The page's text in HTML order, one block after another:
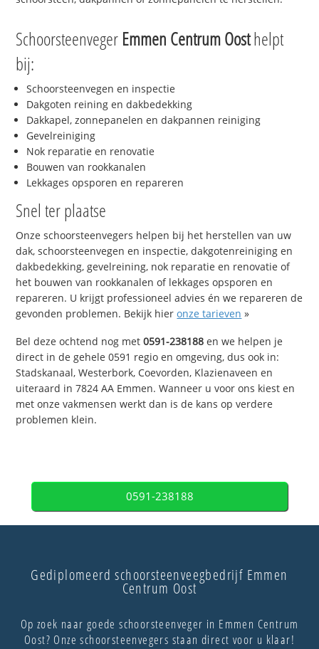
Schoorsteenveger Emmen Centrum Oosthelpt
bij:
Schoorsteenvegen en inspectie
Dakgoten reining en dakbedekking
Dakkapel, zonnepanelen en dakpannen reiniging
Gevelreiniging
Nok reparatie en renovatie
Bouwen van rookkanalen
Lekkages opsporen en repareren
Snel ter plaatse
Onze schoorsteenvegers helpen bij het herstellen van uw
dak, schoorsteenvegen en inspectie, dakgotenreiniging en
dakbedekking, gevelreining, nok reparatie en renovatie of
het bouwen van rookkanalen of lekkages opsporen en
repareren. U krijgt professioneel advies én we repareren de
gevonden problemen. Bekijk hieronze tarieven »
Bel deze ochtend nog met0591-238188 en we helpen je
direct in de gehele 0591 regio en omgeving, dus ook in:
Stadskanaal, Westerbork, Coevorden, Klazienaveen en
uiteraard in 7824 AA Emmen. Wanneer u voor ons kiest en
met onze vakmensen werkt dan is de kans op verdere
problemen klein.
0591-238188
Gediplomeerd schoorsteenveegbedrijf Emmen
Centrum Oost
Op zoek naar goede schoorsteenveger in Emmen Centrum
Oost? Onze schoorsteenvegers staan direct voor u klaar!